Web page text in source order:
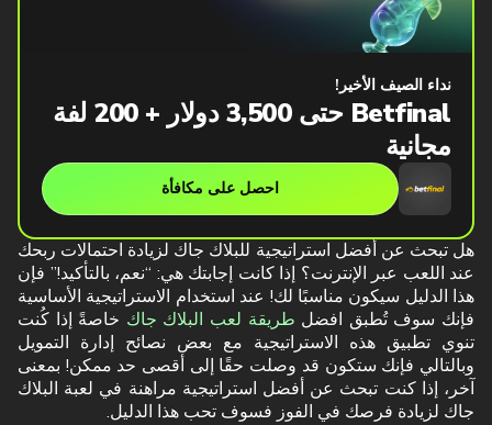
نداء الصيف الأخير!
Betfinal حتى 3,500 دولار + 200 لفة
مجانية
احصل على مكافأة
هل تبحث عن أفضل استراتيجية للبلاك جاك لزيادة احتمالات ربحك
عند اللعب عبر الإنترنت؟ إذا كانت إجابتك هي: “نعم، بالتأكيد!” فإن
هذا الدليل سيكون مناسبًا لك! عند استخدام الاستراتيجية الأساسية
فإنك سوف تُطبق افضل طريقة لعب البلاك جاك خاصةً إذا كُنت
تنوي تطبيق هذه الاستراتيجية مع بعض نصائح إدارة التمويل
وبالتالي فإنك ستكون قد وصلت حقًا إلى أقصى حد ممكن! بمعنى
آخر، إذا كنت تبحث عن أفضل استراتيجية مراهنة في لعبة البلاك
جاك لزيادة فرصك في الفوز فسوف تحب هذا الدليل.